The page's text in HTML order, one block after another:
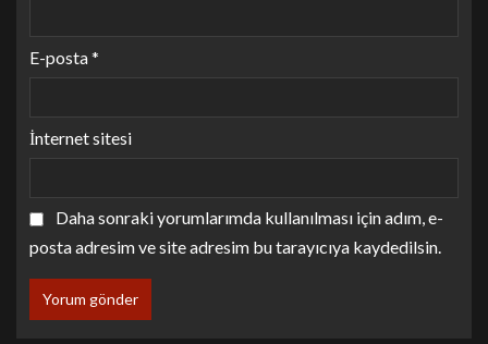
E-posta*
İnternet sitesi
Daha sonraki yorumlarımda kullanılması için adım, e-
posta adresim ve site adresim bu tarayıcıya kaydedilsin.